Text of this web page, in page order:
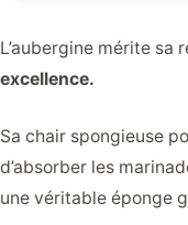
L’aubergine mérite sa
excellence.
Sa chair spongieuse
d’absorber les
une véritable éponge